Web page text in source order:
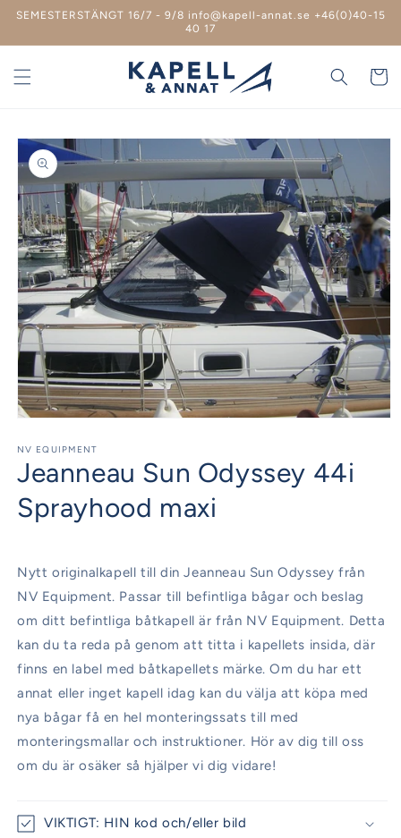
vidare
innehåll
SEMESTERSTÄNGT 16/7 - 9/8 info@kapell-annat.se +46(0)40-15
40 17
vidare till
1
modalfönster
NV EQUIPMENT
Jeanneau Sun Odyssey 44i
Sprayhood maxi
Nytt originalkapell till din Jeanneau Sun Odyssey från
NV Equipment. Passar till befintliga bågar och beslag
om ditt befintliga båtkapell är från NV Equipment. Detta
kan du ta reda på genom att titta i kapellets insida, där
finns en label med båtkapellets märke. Om du har ett
annat eller inget kapell idag kan du välja att köpa med
nya bågar få en hel monteringssats till med
monteringsmallar och instruktioner. Hör av dig till oss
om du är osäker så hjälper vi dig vidare!
VIKTIGT: HIN kod och/eller bild